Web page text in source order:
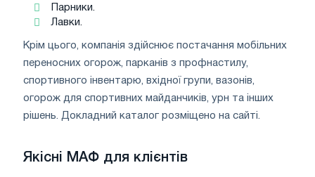
Парники.
Лавки.
Крім цього, компанія здійснює постачання мобільних
переносних огорож, парканів з профнастилу,
спортивного інвентарю, вхідної групи, вазонів,
огорож для спортивних майданчиків, урн та інших
рішень. Докладний каталог розміщено на сайті.
Якісні МАФ для клієнтів